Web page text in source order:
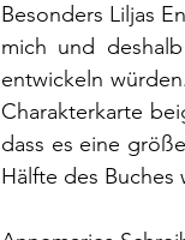
Besonders Liljas
mich und
entwickeln
Charakterkarte
dass es eine
Hälfte des Buches